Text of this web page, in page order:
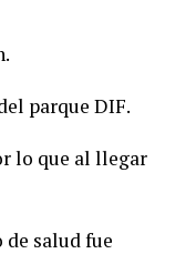
parque DIF.
lo que al llegar
salud fue